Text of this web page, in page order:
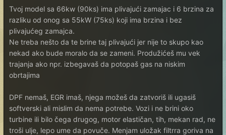
Tvoj model sa 66kw (90ks) ima plivajući zamajac i 6 brzina za
razliku od onog sa 55kW (75ks) koji ima brzina i bez
plivajućeg zamajca.
Ne treba nešto da te brine taj plivajući jer nije to skupo kao
nekad ako bude moralo da se zameni. Produžićeš mu vek
trajanja ako npr. izbegavaš da potopaš gas na niskim
obrtajima
DPF nemaš, EGR imaš, njega možeš da zatvoriš ili ugasiš
softverski ali mislim da nema potrebe. Vozi i ne brini oko
turbine ili bilo čega drugog, motor elastičan, tih, mekan rad, ne
troši ulje, lepo ume da povuče. Menjam uložak filtrra goriva na